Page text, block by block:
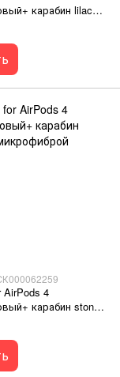
карабин lilac
4
карабин stone